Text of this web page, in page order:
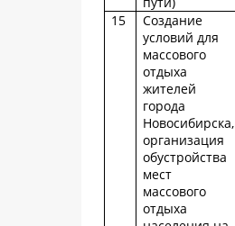
15
Создание
условий для
массового
отдыха
жителей
города
Новосибирска,
организация
обустройства
мест
массового
отдыха